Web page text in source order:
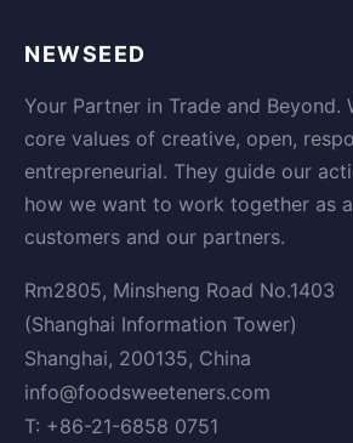
NEWSEED
Your Partner in Trade and Beyond.
core values of creative, open,
entrepreneurial. They guide our
how we want to work together as
customers and our partners.
Rm2805, Minsheng Road No.1403
(Shanghai Information Tower)
Shanghai, 200135, China
info@foodsweeteners.com
T: +86-21-6858 0751